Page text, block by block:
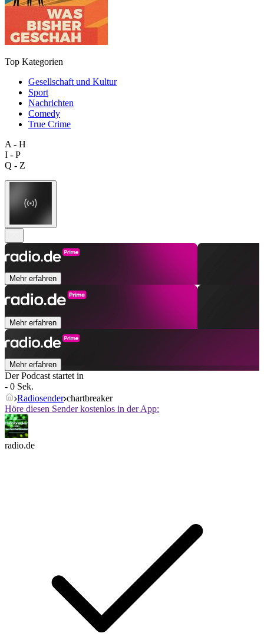
Top Kategorien
Gesellschaft und Kultur
Sport
Nachrichten
Comedy
True Crime
A - H
I - P
Q - Z
Mehr erfahren
Mehr erfahren
Mehr erfahren
Der Podcast startet in
- 0 Sek.
Radiosender chartbreaker
Höre diesen Sender kostenlos in der App:
radio.de